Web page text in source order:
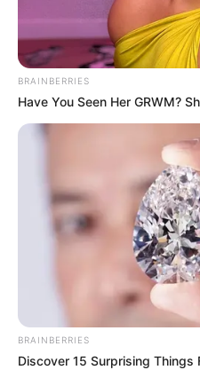
BRAINBERRIES
Have You Seen Her GRWM?
BRAINBERRIES
Discover 15 Surprising Things